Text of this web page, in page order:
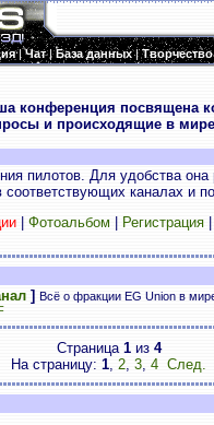
|Чат|База данных|Творчество
конференция посвящена
и происходящие в
пилотов. Для удобства
каналах и
| Фотоальбом Регистрация
] Всё о фракции EG Union в
Страница 1из 4
На страницу: 1, 2, 3, 4 След.